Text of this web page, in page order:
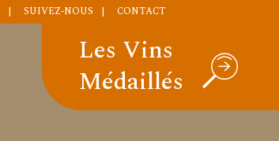
SUIVEZ-NOUS CONTACT
Les Vins
Médaillés